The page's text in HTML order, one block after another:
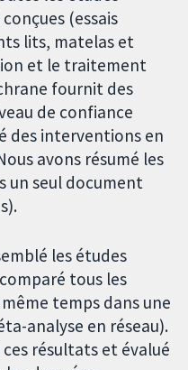
(essais
lits, matelas et
et le traitement
fournit des
de confiance
des interventions en
avons résumé les
un seul document
les études
tous les
temps dans une
analyse en réseau).
résultats et évalué